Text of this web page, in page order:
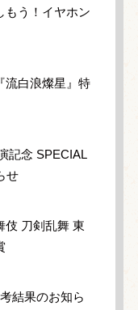
もう！イヤホン
流白浪燦星』特
記念 SPECIAL
せ
伎 刀剣乱舞 東
結果のお知ら